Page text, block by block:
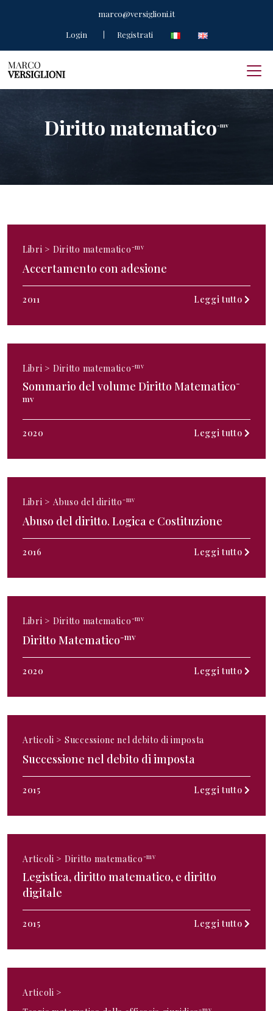
marco@versiglioni.it
Login
Registrati
Diritto matematico-mv
Libri > Diritto matematico-mv
Accertamento con adesione
2011 Leggi tutto
Libri > Diritto matematico-mv
Sommario del volume Diritto Matematico-
mv
2020 Leggi tutto
Libri > Abuso del diritto-mv
Abuso del diritto. Logica e Costituzione
2016 Leggi tutto
Libri > Diritto matematico-mv
Diritto Matematico-mv
2020 Leggi tutto
Articoli > Successione nel debito di imposta
Successione nel debito di imposta
2015 Leggi tutto
Articoli > Diritto matematico-mv
Legistica, diritto matematico, e diritto
digitale
2015 Leggi tutto
Articoli >